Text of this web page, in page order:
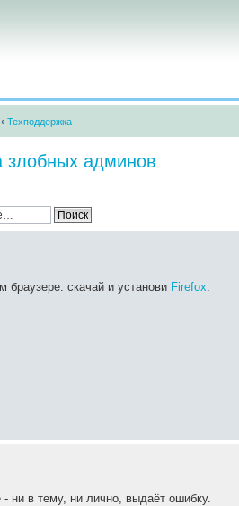
‹ Техподдержка
админов
браузере. скачай и установи Firefox
ни в тему, ни лично, выдаёт ошибку.